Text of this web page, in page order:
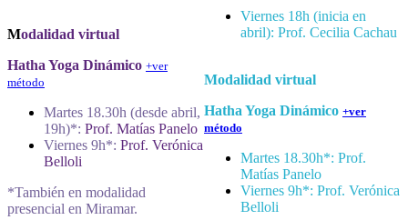
Modalidad virtual
Hatha Yoga Dinámico +ver
método
Martes 18.30h (desde abril,
19h)*: Prof. Matías Panelo
Viernes 9h*: Prof. Verónica
Belloli
*También en modalidad
presencial en Miramar.
Viernes 18h (inicia en
abril): Prof. Cecilia Cachau
Modalidad virtual
Hatha Yoga Dinámico +ver
método
Martes 18.30h*: Prof.
Matías Panelo
Viernes 9h*: Prof. Verónica
Belloli